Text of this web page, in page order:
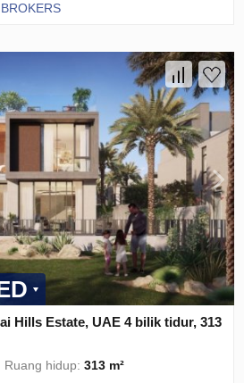
Hills Estate, UAE 4 bilik tidur, 313
Ruang hidup:313 m²